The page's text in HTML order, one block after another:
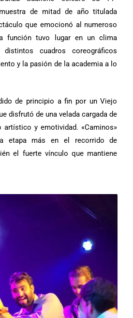
de mitad de año titulada
que emocionó al numeroso
función tuvo lugar en un clima
cuadros coreográficos
y la pasión de la academia a lo
de principio a fin por un Viejo
disfrutó de una velada cargada de
artístico y emotividad. «Caminos»
etapa más en el recorrido de
el fuerte vínculo que mantiene